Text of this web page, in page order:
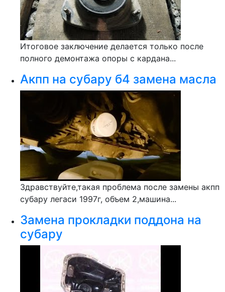
Итоговое заключение делается только после
полного демонтажа опоры с кардана...
Акпп на субару б4 замена масла
Здравствуйте,такая проблема после замены акпп
субару легаси 1997г, объем 2,машина...
Замена прокладки поддона на
субару